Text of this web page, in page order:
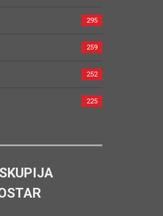
295
259
252
225